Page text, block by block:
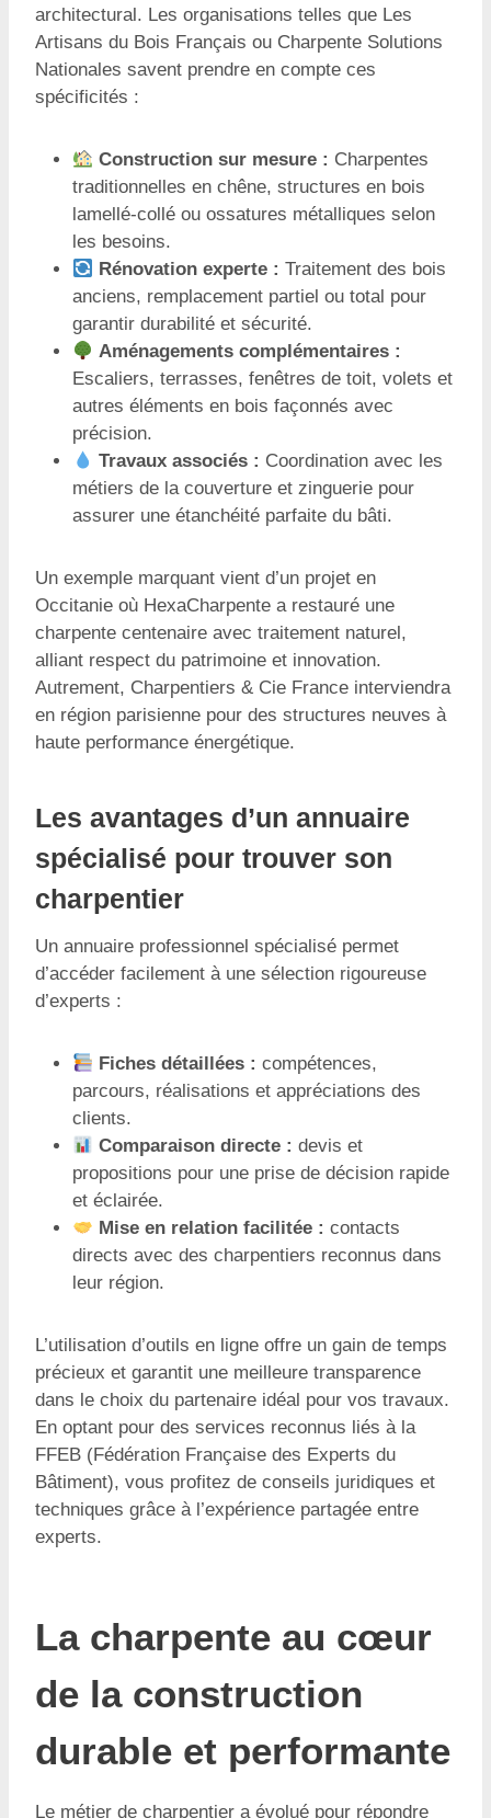
architectural. Les organisations telles que Les
Artisans du Bois Français ou Charpente Solutions
Nationales savent prendre en compte ces
spécificités :
Construction sur mesure : Charpentes
traditionnelles en chêne, structures en bois
lamellé-collé ou ossatures métalliques selon
les besoins.
Rénovation experte : Traitement des bois
anciens, remplacement partiel ou total pour
garantir durabilité et sécurité.
Aménagements complémentaires :
Escaliers, terrasses, fenêtres de toit, volets et
autres éléments en bois façonnés avec
précision.
Travaux associés : Coordination avec les
métiers de la couverture et zinguerie pour
assurer une étanchéité parfaite du bâti.
Un exemple marquant vient d’un projet en
Occitanie où HexaCharpente a restauré une
charpente centenaire avec traitement naturel,
alliant respect du patrimoine et innovation.
Autrement, Charpentiers & Cie France interviendra
en région parisienne pour des structures neuves à
haute performance énergétique.
Les avantages d’un annuaire
spécialisé pour trouver son
charpentier
Un annuaire professionnel spécialisé permet
d’accéder facilement à une sélection rigoureuse
d’experts :
Fiches détaillées : compétences,
parcours, réalisations et appréciations des
clients.
Comparaison directe : devis et
propositions pour une prise de décision rapide
et éclairée.
Mise en relation facilitée : contacts
directs avec des charpentiers reconnus dans
leur région.
L’utilisation d’outils en ligne offre un gain de temps
précieux et garantit une meilleure transparence
dans le choix du partenaire idéal pour vos travaux.
En optant pour des services reconnus liés à la
FFEB (Fédération Française des Experts du
Bâtiment), vous profitez de conseils juridiques et
techniques grâce à l’expérience partagée entre
experts.
La charpente au cœur
de la construction
durable et performante
Le métier de charpentier a évolué pour répondre